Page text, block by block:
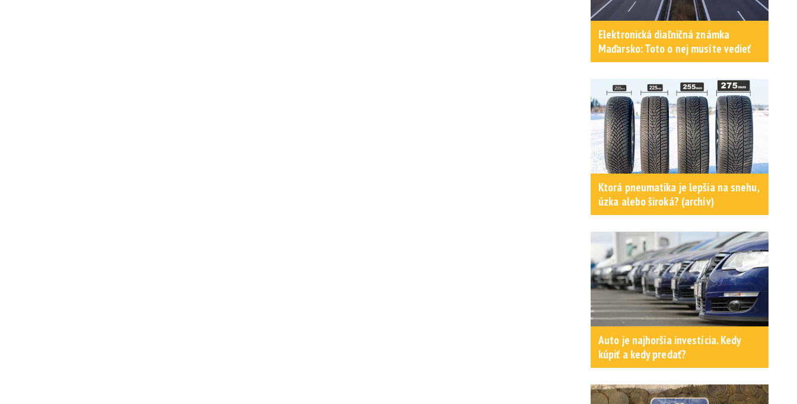
Elektronická diaľničná známka
Maďarsko: Toto o nej musíte vedieť
Ktorá pneumatika je lepšia na snehu,
úzka alebo široká? (archív)
Auto je najhoršia investícia. Kedy
kúpiť a kedy predať?